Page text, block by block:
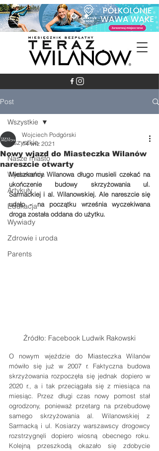
Post
Wszystkie
Nasze miasto
Wydarzenia
Artykuły
Edukacja
Wywiady
Zdrowie i uroda
Parents
Wszystkie
Nowy wjazd do Miasteczka Wilanów
nareszcie otwarty
Wojciech Podgórski
14 wrz 2021
Mieszkańcy Wilanowa długo musieli czekać na
ukończenie budowy skrzyżowania ul.
Sarmackiej i al. Wilanowskiej. Ale nareszcie się
udało - na początku września wyczekiwana
droga została oddana do użytku.
Źródło: Facebook Ludwik Rakowski
O nowym wjeździe do Miasteczka Wilanów
mówiło się już w 2007 r. Faktyczna budowa
skrzyżowania rozpoczęła się jednak dopiero w
2020 r., a i tak przeciągała się z miesiąca na
miesiąc. Przez długi czas nowy pomost stał
ogrodzony, ponieważ przetarg na przebudowę
samego skrzyżowania al. Wilanowskiej z
Sarmacką i ul. Kosiarzy warszawscy drogowcy
rozstrzygnęli dopiero wiosną obecnego roku.
Kolejną przeszkodą okazało się zdobycie